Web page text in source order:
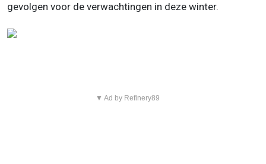
gevolgen voor de verwachtingen in deze winter.
▼ Ad by Refinery89